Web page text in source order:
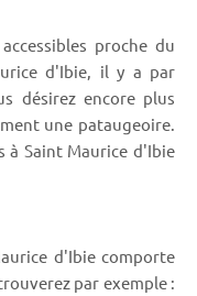
proche du
d'Ibie, il y a par
désirez encore plus
une pataugeoire.
à Saint Maurice d'Ibie
d'Ibie comporte
par exemple :